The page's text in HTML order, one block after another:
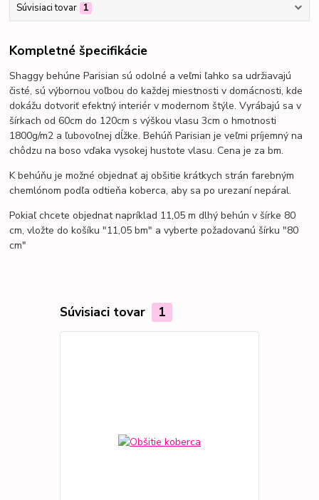
Súvisiaci tovar 1
Kompletné špecifikácie
Shaggy behúne Parisian sú odolné a veľmi ľahko sa udržiavajú
čisté, sú výbornou voľbou do každej miestnosti v domácnosti, kde
dokážu dotvoriť efektný interiér v modernom štýle.Vyrábajú sa v
šírkach od 60cm do 120cm s výškou vlasu 3cm o hmotnosti
1800g/m2 a ľubovoľnej dĺžke. Behúň Parisian je veľmi príjemný na
chôdzu na boso vďaka vysokej hustote vlasu. Cena je za bm.
K behúňu je možné objednať aj obšitie krátkych strán farebným
chemlónom podľa odtieňa koberca, aby sa po urezaní nepáral.
Pokiaľ chcete objednat napríklad 11,05 m dlhý behún v šírke 80
cm, vložte do košíku "11,05 bm" a vyberte požadovanú šírku "80
cm"
Súvisiaci tovar 1